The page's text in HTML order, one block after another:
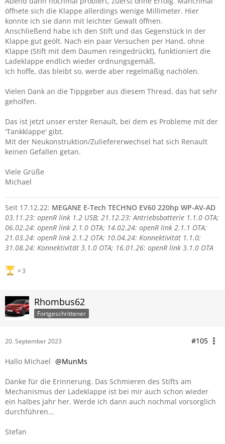
öffnete sich die Klappe allerdings wenige Millimeter. Hier
konnte ich sie dann mit leichter Gewalt öffnen.
Anschließend habe ich den Stift und das Gegenstück in der
Klappe gut geölt. Nach ein paar Versuchen per Hand, ohne
Klappe (Stift mit dem Daumen reingedrückt), funktioniert die
Ladeklappe endlich wieder ordnungsgemäß.
Ich hoffe, das bleibt so, werde aber regelmäßig nachölen.
Vielen Dank an die Tippgeber aus diesem Thread, das hat sehr
geholfen.
Das ist jetzt unser erster Renault, bei dem es Probleme mit der
'Tankklappe' gibt.
Mit der Neukonstruktion/Zuliefererwechsel hat sich Renault
keinen Gefallen getan.
Viele Grüße
Michael
Seit 17.12.22: MEGANE E-Tech TECHNO EV60 220hp WP-AV-AD
03.11.23: openR link 1.2 USB; 21.12.23: Antriebsbatterie 1.1.0 OTA;
06.02.24: openR link 2.1.0 OTA; 14.02.24: openR link 2.1.1 OTA;
21.03.24: openR link 2.1.2 OTA; 10.04.24: Konnektivität 1.1.0;
31.08.24: Konnektivität 3.1.0 OTA; 16.01.26: openR link 3.1.0 OTA
3
Rhombus62
Fortgeschrittener
20. September 2023 #105
Hallo Michael MunMs
Danke für die Erinnerung. Das Schmieren des Stifts am
Mechanismus der Ladeklappe ist bei mir auch schon wieder
ein halbes Jahr her. Werde ich dann auch nochmal vorsorglich
durchführen...
Stefan